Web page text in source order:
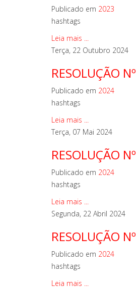
Publicado em 2023
hashtags
Leia mais ...
Terça, 22 Outubro 2024
RESOLUÇÃO
Publicado em 2024
hashtags
Leia mais ...
Terça, 07 Mai 2024
RESOLUÇÃO
Publicado em 2024
hashtags
Leia mais ...
Segunda, 22 Abril 2024
RESOLUÇÃO
Publicado em 2024
hashtags
Leia mais ...